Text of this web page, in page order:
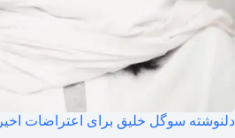
دلنوشته سوگل خلیق برای اعتراضات اخیر